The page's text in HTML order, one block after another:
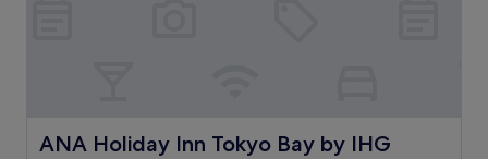
ANA Holiday Inn Tokyo Bay by IHG
ANA Holiday Inn Tokyo Bay by IHG